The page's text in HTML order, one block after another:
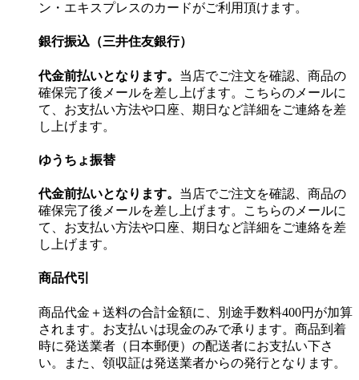
ン・エキスプレスのカードがご利用頂けます。
銀行振込（三井住友銀行）
代金前払いとなります。 当店でご注文を確認、商品の
確保完了後メールを差し上げます。こちらのメールに
て、お支払い方法や口座、期日など詳細をご連絡を差
し上げます。
ゆうちょ振替
代金前払いとなります。 当店でご注文を確認、商品の
確保完了後メールを差し上げます。こちらのメールに
て、お支払い方法や口座、期日など詳細をご連絡を差
し上げます。
商品代引
商品代金＋送料の合計金額に、別途手数料400円が加算
されます。お支払いは現金のみで承ります。商品到着
時に発送業者（日本郵便）の配送者にお支払い下さ
い。また、領収証は発送業者からの発行となります。